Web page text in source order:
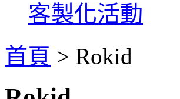
客製化活動
首頁 > Rokid